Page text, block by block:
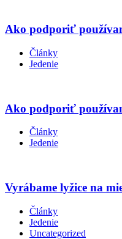
Ako podporiť
Články
Jedenie
Ako podporiť
Články
Jedenie
Vyrábame lyžice na
Články
Jedenie
Uncategorized